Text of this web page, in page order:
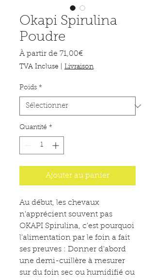
Okapi Spirulina
Poudre
À partir de 71,00€Prix
TVA Incluse Livraison
Poids *
Quantité *
Ajouter au panier
Au début, les chevaux
n'apprécient souvent pas
OKAPI Spirulina, c'est pourquoi
l'alimentation par le foin a fait
ses preuves : Donner d'abord
une demi-cuillère à mesurer
sur du foin sec ou humidifié ou